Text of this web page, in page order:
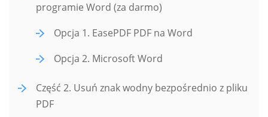
programie Word (za darmo)
Opcja 1. EasePDF PDF na Word
Opcja 2. Microsoft Word
Część 2. Usuń znak wodny bezpośrednio z pliku
PDF